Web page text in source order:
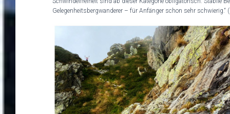
Gelegenheitsbergwanderer – für Anfänger schon sehr